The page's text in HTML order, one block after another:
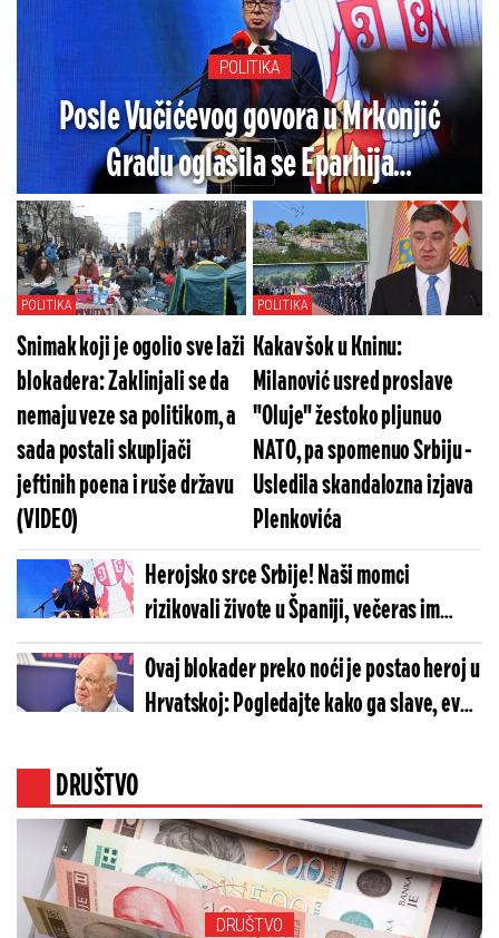
POLITIKA
Posle Vučićevog govora u Mrkonjić
Gradu oglasila se Eparhija
budimljansko-nikšička: "Izraz duboke
zahvalnosti"
POLITIKA
Snimak koji je ogolio sve laži
blokadera: Zaklinjali se da
nemaju veze sa politikom, a
sada postali skupljači
jeftinih poena i ruše državu
(VIDEO)
POLITIKA
Kakav šok u Kninu:
Milanović usred proslave
"Oluje" žestoko pljunuo
NATO, pa spomenuo Srbiju -
Usledila skandalozna izjava
Plenkovića
Herojsko srce Srbije! Naši momci
rizikovali živote u Španiji, večeras im
predsednik Vučić i cela nacija kažu:
HVALA!
Ovaj blokader preko noći je postao heroj u
Hrvatskoj: Pogledajte kako ga slave, evo i
DRUŠTVO
DRUŠTVO